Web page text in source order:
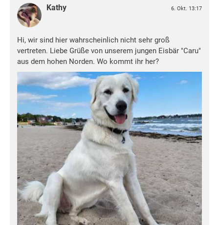
Kathy 6. Okt. 13:17
Hi, wir sind hier wahrscheinlich nicht sehr groß
vertreten. Liebe Grüße von unserem jungen Eisbär "Caru"
aus dem hohen Norden. Wo kommt ihr her?